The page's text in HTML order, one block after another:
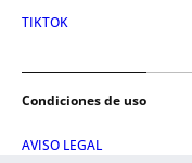
TIKTOK
Condiciones de uso
AVISO LEGAL